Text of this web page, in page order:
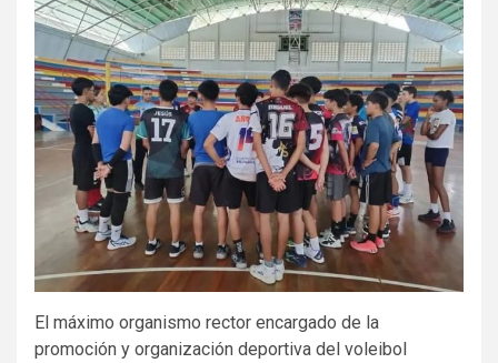
El máximo organismo rector encargado de la
promoción y organización deportiva del voleibol